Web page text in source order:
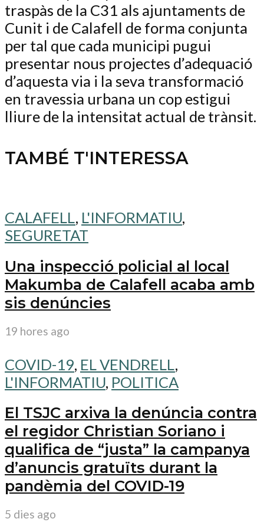
traspàs de la C31 als ajuntaments de
Cunit i de Calafell de forma conjunta
per tal que cada municipi pugui
presentar nous projectes d’adequació
d’aquesta via i la seva transformació
en travessia urbana un cop estigui
lliure de la intensitat actual de trànsit.
TAMBÉ T'INTERESSA
CALAFELL, L'INFORMATIU,
SEGURETAT
Una inspecció policial al local
Makumba de Calafell acaba amb
sis denúncies
19 hores ago
COVID-19, EL VENDRELL ,
L'INFORMATIU, POLITICA
El TSJC arxiva la denúncia contra
el regidor Christian Soriano i
qualifica de “justa” la campanya
d’anuncis gratuïts durant la
pandèmia del COVID-19
5 dies ago